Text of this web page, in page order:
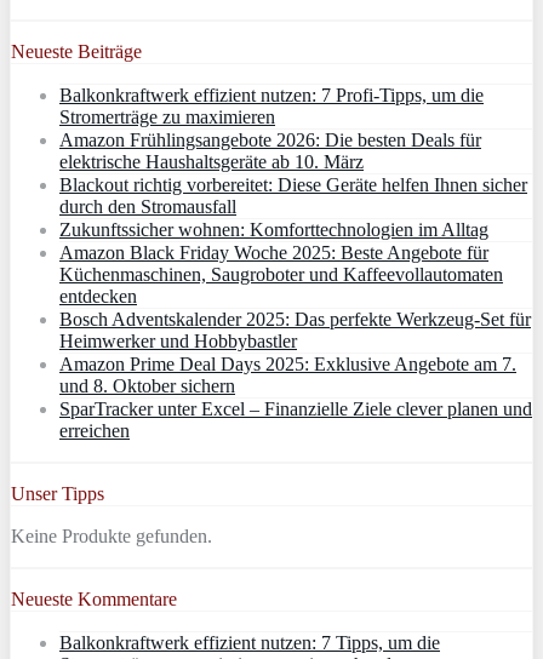
Neueste Beiträge
Balkonkraftwerk effizient nutzen: 7 Profi-Tipps, um die
Stromerträge zu maximieren
Amazon Frühlingsangebote 2026: Die besten Deals für
elektrische Haushaltsgeräte ab 10. März
Blackout richtig vorbereitet: Diese Geräte helfen Ihnen sicher
durch den Stromausfall
Zukunftssicher wohnen: Komforttechnologien im Alltag
Amazon Black Friday Woche 2025: Beste Angebote für
Küchenmaschinen, Saugroboter und Kaffeevollautomaten
entdecken
Bosch Adventskalender 2025: Das perfekte Werkzeug-Set für
Heimwerker und Hobbybastler
Amazon Prime Deal Days 2025: Exklusive Angebote am 7.
und 8. Oktober sichern
SparTracker unter Excel – Finanzielle Ziele clever planen und
erreichen
Unser Tipps
Keine Produkte gefunden.
Neueste Kommentare
Balkonkraftwerk effizient nutzen: 7 Tipps, um die